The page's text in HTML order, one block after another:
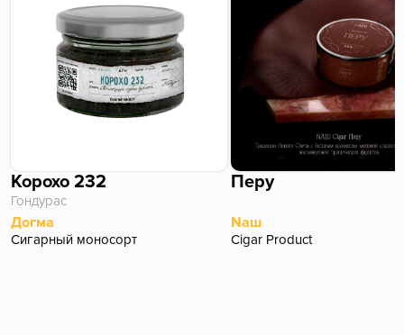
Корохо 232
Гондурас
Догма
Сигарный моносорт
Перу
Nаш
Cigar Product